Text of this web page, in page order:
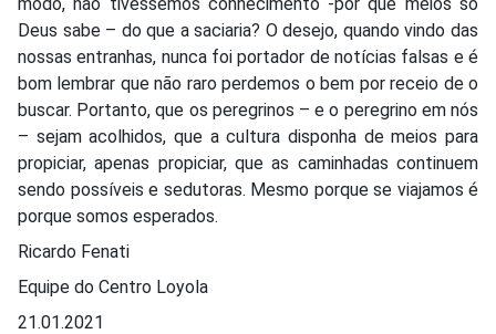
Deus sabe – do que a saciaria? O desejo, quando vindo das
nossas entranhas, nunca foi portador de notícias falsas e é
bom lembrar que não raro perdemos o bem por receio de o
buscar. Portanto, que os peregrinos – e o peregrino em nós
– sejam acolhidos, que a cultura disponha de meios para
propiciar, apenas propiciar, que as caminhadas continuem
sendo possíveis e sedutoras. Mesmo porque se viajamos é
porque somos esperados.
Ricardo Fenati
Equipe do Centro Loyola
21.01.2021